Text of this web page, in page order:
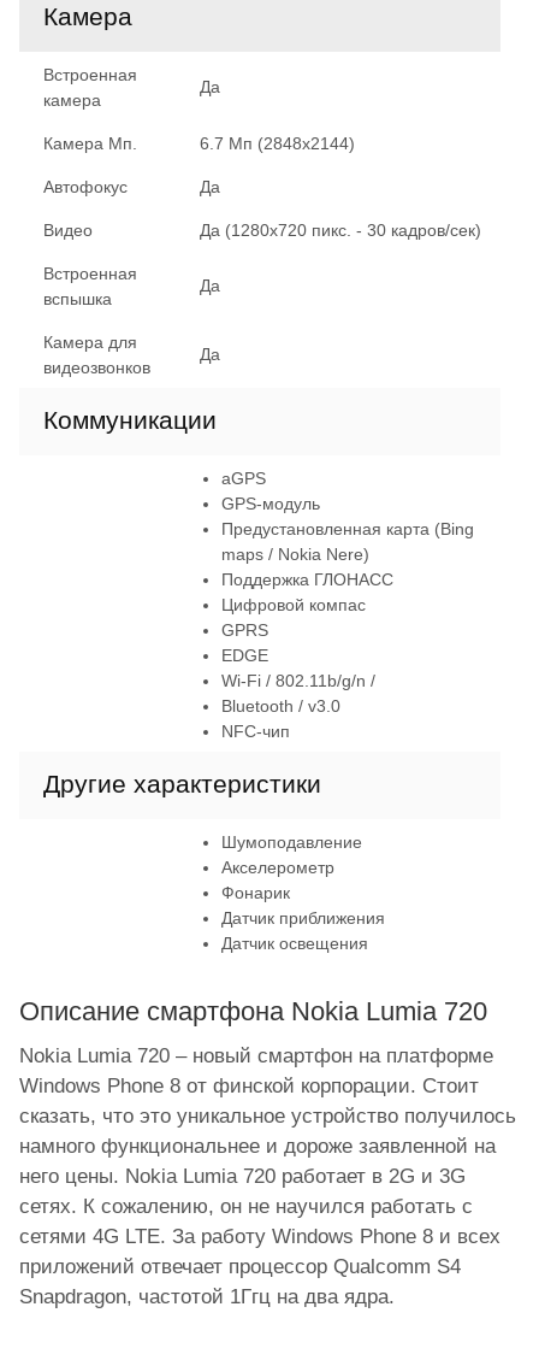
Камера
Встроенная
камера
Да
Камера Мп. 6.7 Мп (2848x2144)
Автофокус Да
Видео Да (1280х720 пикс. - 30 кадров/сек)
Встроенная
вспышка
Да
Камера для
видеозвонков
Да
Коммуникации
aGPS
GPS-модуль
Предустановленная карта (Bing
maps / Nokia Nere)
Поддержка ГЛОНАСС
Цифровой компас
GPRS
EDGE
Wi-Fi / 802.11b/g/n /
Bluetooth / v3.0
NFC-чип
Другие характеристики
Шумоподавление
Акселерометр
Фонарик
Датчик приближения
Датчик освещения
Описание смартфона Nokia Lumia 720
Nokia Lumia 720 – новый смартфон на платформе
Windows Phone 8 от финской корпорации. Стоит
сказать, что это уникальное устройство получилось
намного функциональнее и дороже заявленной на
него цены. Nokia Lumia 720 работает в 2G и 3G
сетях. К сожалению, он не научился работать с
сетями 4G LTE. За работу Windows Phone 8 и всех
приложений отвечает процессор Qualcomm S4
Snapdragon, частотой 1Ггц на два ядра.